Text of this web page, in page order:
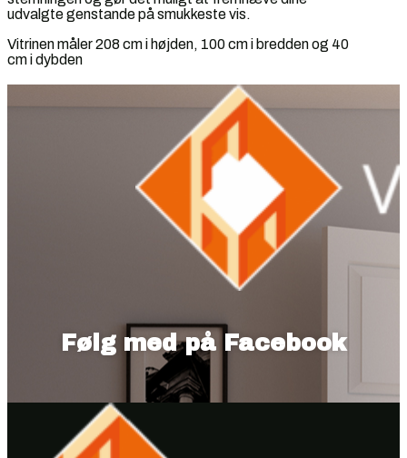
udvalgte genstande på smukkeste vis.
Vitrinen måler 208 cm i højden, 100 cm i bredden og 40
cm i dybden
Følg med på Facebook